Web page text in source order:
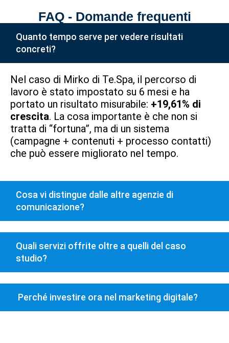
FAQ - Domande frequenti
Quanto tempo serve per vedere risultati
concreti?
Nel caso di Mirko di Te.Spa, il percorso di
lavoro è stato impostato su 6 mesi e ha
portato un risultato misurabile: +19,61% di
crescita. La cosa importante è che non si
tratta di “fortuna”, ma di un sistema
(campagne + contenuti + processo contatti)
che può essere migliorato nel tempo.
Cosa vi distingue dalle altre agenzie di
comunicazione?
Quali servizi offrite oltre a quelli del caso
studio?
Perché investire ora nel marketing digitale?